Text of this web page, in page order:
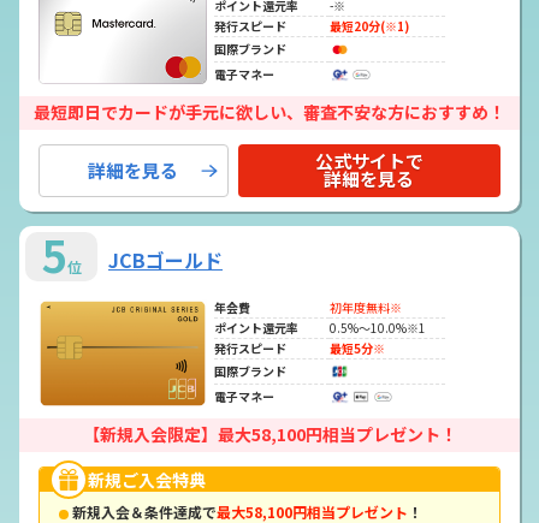
ポイント還元率
-※
発行スピード
最短20分(※1)
国際ブランド
電子マネー
最短即日でカードが手元に欲しい、審査不安な方におすすめ！
詳細を見る 公式サイトで
詳細を見る
5位 JCBゴールド
年会費
初年度無料※
ポイント還元率
0.5%～10.0%※1
発行スピード
最短5分※
国際ブランド
電子マネー
【新規入会限定】最大58,100円相当プレゼント！
新規ご入会特典
新規入会＆条件達成で最大58,100円相当プレゼント ！